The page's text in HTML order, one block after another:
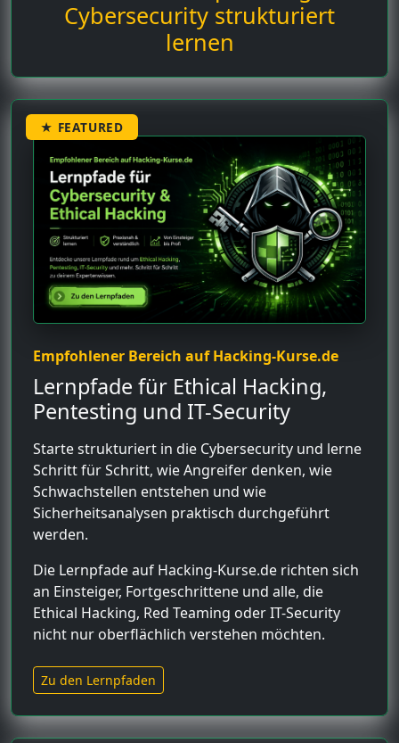
Cybersecurity strukturiert
lernen
★ FEATURED
Empfohlener Bereich auf Hacking-Kurse.de
Lernpfade für Ethical Hacking,
Pentesting und IT-Security
Starte strukturiert in die Cybersecurity und lerne
Schritt für Schritt, wie Angreifer denken, wie
Schwachstellen entstehen und wie
Sicherheitsanalysen praktisch durchgeführt
werden.
Die Lernpfade auf Hacking-Kurse.de richten sich
an Einsteiger, Fortgeschrittene und alle, die
Ethical Hacking, Red Teaming oder IT-Security
nicht nur oberflächlich verstehen möchten.
Zu den Lernpfaden